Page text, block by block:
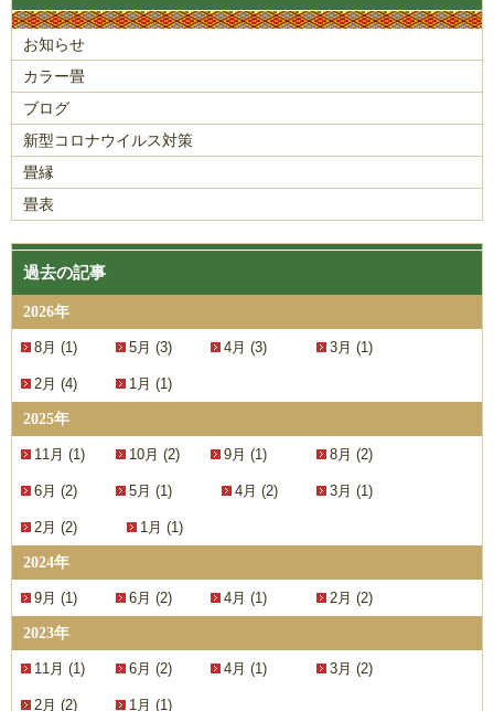
お知らせ
カラー畳
ブログ
新型コロナウイルス対策
畳縁
畳表
過去の記事
2026年
8月 (1) 5月 (3) 4月 (3) 3月 (1)
2月 (4) 1月 (1)
2025年
11月 (1) 10月 (2) 9月 (1) 8月 (2)
6月 (2) 5月 (1) 4月 (2) 3月 (1)
2月 (2) 1月 (1)
2024年
9月 (1) 6月 (2) 4月 (1) 2月 (2)
2023年
11月 (1) 6月 (2) 4月 (1) 3月 (2)
2月 (2) 1月 (1)